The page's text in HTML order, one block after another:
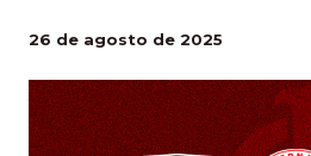
26 de agosto de 2025